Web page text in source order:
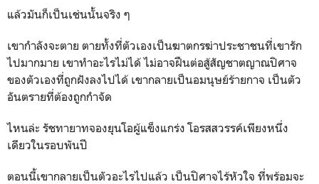
แล้วมันก็เป็นเช่นนั้นจริง ๆ
เขากำลังจะตาย ตายทั้งที่ตัวเองเป็นฆาตกรฆ่าประชาชนที่เขารัก
ไปมากมาย เขาทำอะไรไม่ได้ ไม่อาจฝืนต่อสู้สัญชาตญาณปิศาจ
ของตัวเองที่ถูกฝังลงไปได้ เขากลายเป็นอมนุษย์ร้ายกาจ เป็นตัว
อันตรายที่ต้องถูกกำจัด
ไหนล่ะ รัชทายาทจองยุนโอผู้แข็งแกร่ง โอรสสวรรค์เพียงหนึ่ง
เดียวในรอบพันปี
ตอนนี้เขากลายเป็นตัวอะไรไปแล้ว เป็นปิศาจไร้หัวใจ ที่พร้อมจะ